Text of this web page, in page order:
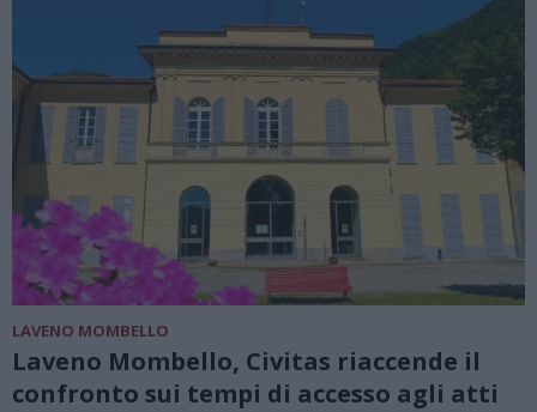
LAVENO MOMBELLO
Laveno Mombello, Civitas riaccende il
confronto sui tempi di accesso agli atti